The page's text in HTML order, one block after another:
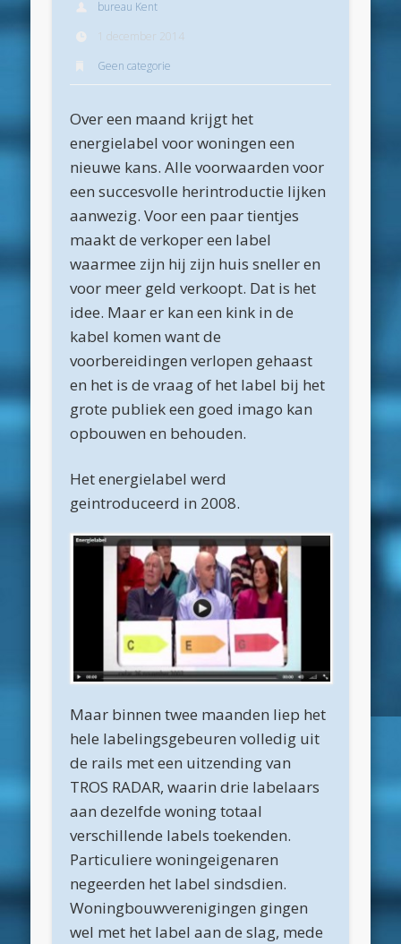
Archieven
juni 2026
mei 2026
april 2026
februari 2026
januari 2026
oktober 2025
juni 2025
maart 2025
februari 2025
januari 2025
december 2024
november 2024
februari 2024
november 2022
oktober 2022
december 2021
april 2021
februari 2021
bureau Kent
1 december 2014
Geen categorie
Over een maand krijgt het
energielabel voor woningen een
nieuwe kans. Alle voorwaarden voor
een succesvolle herintroductie lijken
aanwezig. Voor een paar tientjes
maakt de verkoper een label
waarmee zijn hij zijn huis sneller en
voor meer geld verkoopt. Dat is het
idee. Maar er kan een kink in de
kabel komen want de
voorbereidingen verlopen gehaast
en het is de vraag of het label bij het
grote publiek een goed imago kan
opbouwen en behouden.
Het energielabel werd
geintroduceerd in 2008.
Maar binnen twee maanden liep het
hele labelingsgebeuren volledig uit
de rails met een uitzending van
TROS RADAR, waarin drie labelaars
aan dezelfde woning totaal
verschillende labels toekenden.
Particuliere woningeigenaren
negeerden het label sindsdien.
Woningbouwverenigingen gingen
wel met het label aan de slag, mede